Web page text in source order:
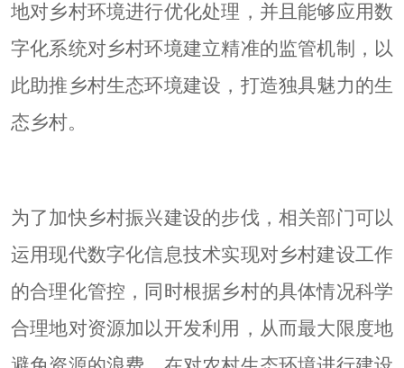
地对乡村环境进行优化处理，并且能够应用数
字化系统对乡村环境建立精准的监管机制，以
此助推乡村生态环境建设，打造独具魅力的生
态乡村。
为了加快乡村振兴建设的步伐，相关部门可以
运用现代数字化信息技术实现对乡村建设工作
的合理化管控，同时根据乡村的具体情况科学
合理地对资源加以开发利用，从而最大限度地